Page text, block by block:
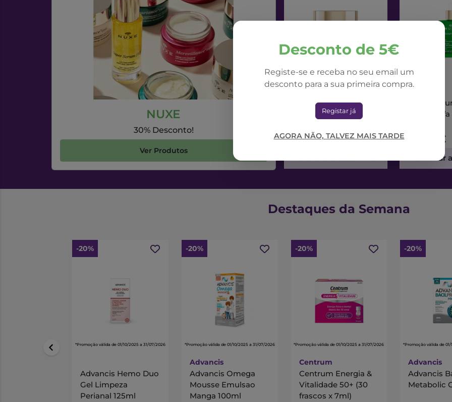
Desconto de 5€
Registe-se e receba no seu email um
desconto para a sua primeira compra.
Registar já
AGORA NÃO, TALVEZ MAIS TARDE
NUXE
30% Desconto!
Ver Produtos
NUXE
Nuxe Nuxuriance Ultra
Creme Dia Alfa 3R
71,42€
Nuxe
Sérum
73,56€
Adicionar
Destaques da Semana
-20%
*Promoção válida de 01/10/2025 a 31/07/2026
Advancis Hemo Duo
Gel Limpeza
Perianal 125ml
-20%
*Promoção válida de 01/10/2025 a 31/07/2026
Advancis
Advancis Omega
Mousse Emulsao
Manga 100ml
-20%
*Promoção válida de 01/10/2025 a 31/07/2026
Centrum
Centrum Energia &
Vitalidade 50+ (30
frascos x 7ml)
-20%
*Promoção válida de
Advancis
Advancis
Metabolic